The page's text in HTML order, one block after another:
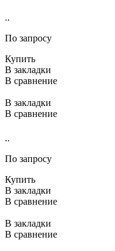
..
По запросу
Купить
В закладки
В сравнение
В закладки
В сравнение
..
По запросу
Купить
В закладки
В сравнение
В закладки
В сравнение